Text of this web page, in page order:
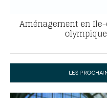
Aménagement en
LES